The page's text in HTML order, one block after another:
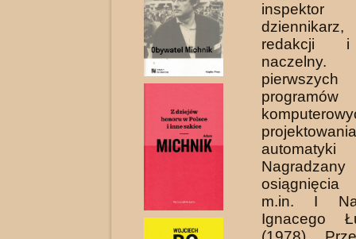
inspektor
redakcji i
programów
automatyki
osiągnięcia
m.in. I
Ignacego